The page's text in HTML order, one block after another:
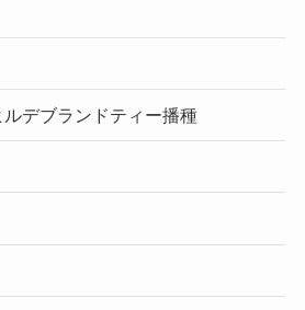
ルデブランドティー播種